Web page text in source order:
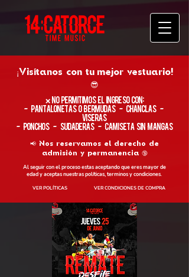
¡Visítanos con tu mejor vestuario!
😎
​❌ No permitimos el ingreso con:
- Pantalonetas o Bermudas - Chanclas -
Viseras
- Ponchos - Sudaderas - Camiseta sin Mangas
📢 Nos reservamos el derecho de
admisión y permanencia 🔞
Al seguir con el proceso estas aceptando que eres mayor de
edad y aceptas nuestras políticas, terminos y condiciones.
VER POLÍTICAS VER CONDICIONES DE COMPRA